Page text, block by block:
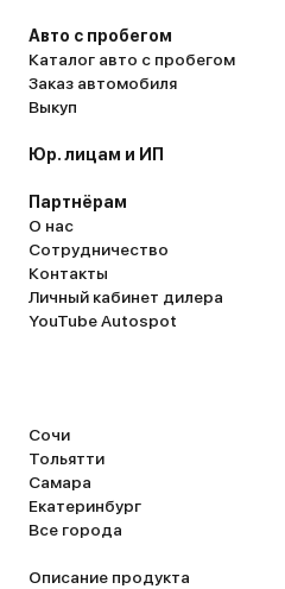
создают
атмосферу. Необычная
ручки КПП как бы
линии ладони и очень
подсветка салона. Я
красоту. В общем, если
сходите в салон
это чудо!
Авто с пробегом
Каталог авто с пробегом
Заказ автомобиля
Выкуп
Юр. лицам и ИП
Партнёрам
О нас
Сотрудничество
Контакты
Личный кабинет дилера
YouTube Autospot
Сочи
Тольятти
Самара
Екатеринбург
Все города
Описание продукта